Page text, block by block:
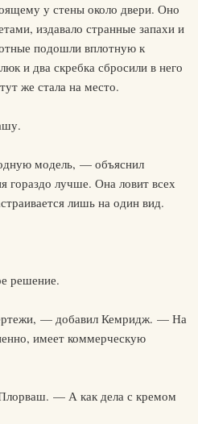
у стены около двери. Оно
издавало странные запахи и
подошли вплотную к
и два скребка сбросили в него
же стала на место.
модель, — объяснил
лучше. Она ловит всех
лишь на один вид.
решение.
— добавил Кемридж. — На
имеет коммерческую
— А как дела с кремом